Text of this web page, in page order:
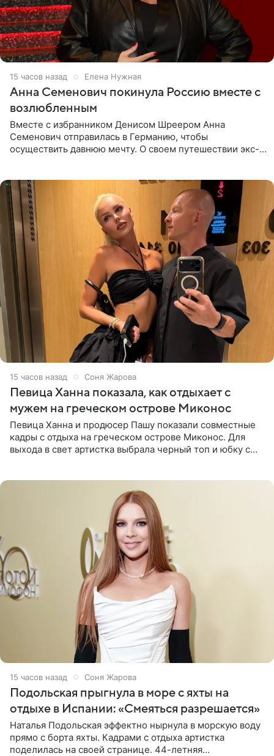
15 часов назад Елена Нужная
Анна Семенович покинула Россию вместе с
возлюбленным
Вместе с избранником Денисом Шреером Анна
Семенович отправилась в Германию, чтобы
осуществить давнюю мечту. О своем путешествии экс-
15 часов назад Соня Жарова
Певица Ханна показала, как отдыхает с
мужем на греческом острове Миконос
Певица Ханна и продюсер Пашу показали совместные
кадры с отдыха на греческом острове Миконос. Для
выхода в свет артистка выбрала черный топ и юбку с
15 часов назад Соня Жарова
Подольская прыгнула в море с яхты на
отдыхе в Испании: «Смеяться разрешается»
Наталья Подольская эффектно нырнула в морскую воду
прямо с борта яхты. Кадрами с отдыха артистка
поделилась на своей странице. 44-летняя